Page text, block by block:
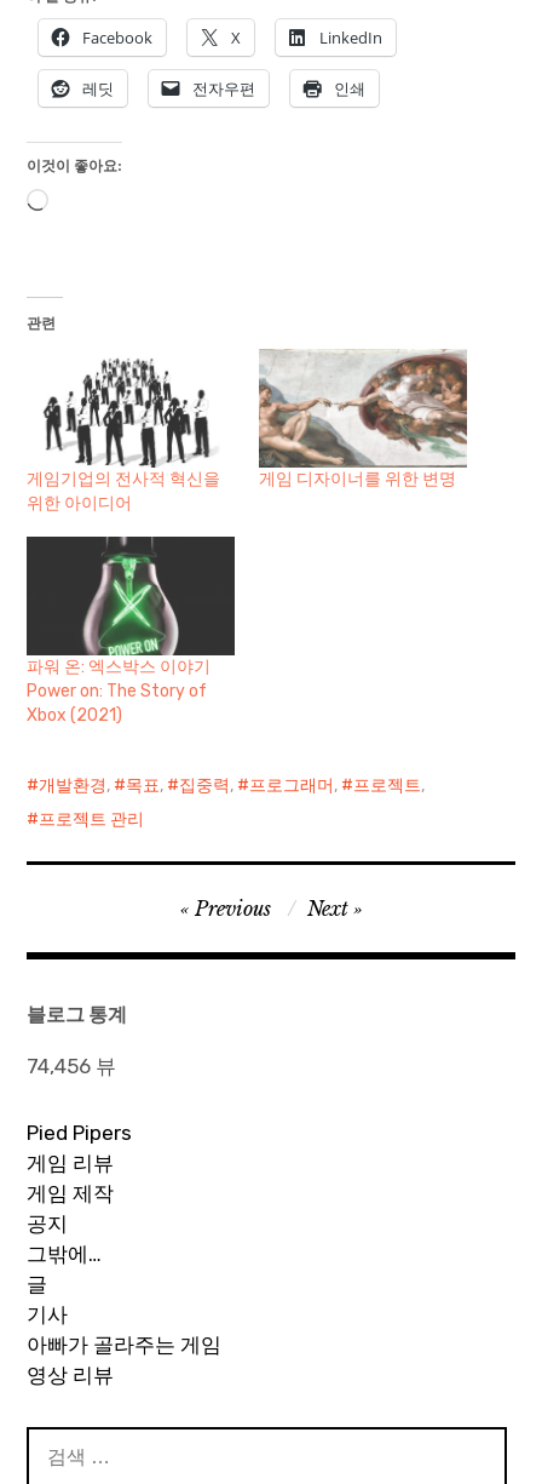
Facebook X LinkedIn
레딧 전자우편 인쇄
이것이 좋아요:
로
관련
게임기업의 전사적 혁신을
위한 아이디어
게임 디자이너를 위한 변명
파워 온: 엑스박스 이야기
Power on: The Story of
Xbox (2021)
개발환경, 목표, 집중력, 프로그래머, 프로젝트,
프로젝트 관리
탐
Previous Next
블로그 통계
74,456 뷰
Pied Pipers
게임 리뷰
게임 제작
공지
그밖에…
글
기사
아빠가 골라주는 게임
영상 리뷰
색: